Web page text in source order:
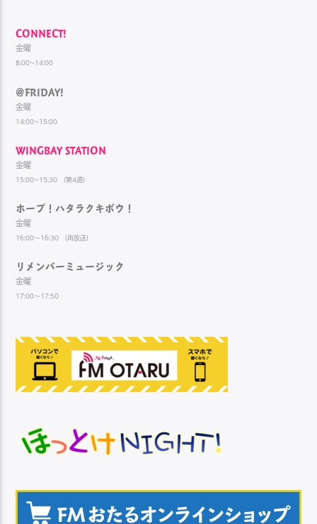
CONNECT!
金曜
8:00~14:00
@FRIDAY!
金曜
14:00~15:00
WINGBAY STATION
金曜
15:00~15:30 （第4週）
ホープ！ハタラクキボウ！
金曜
16:00～16:30 （再放送）
リメンバーミュージック
金曜
17:00～17:50